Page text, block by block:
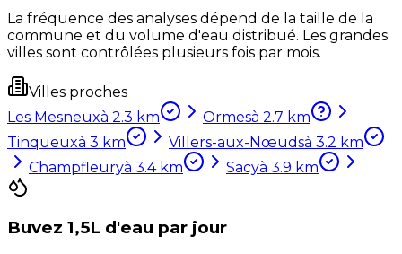
La fréquence des analyses dépend de la taille de la
commune et du volume d'eau distribué. Les grandes
villes sont contrôlées plusieurs fois par mois.
Villes proches
Les Mesneuxà 2.3 km Ormesà 2.7 km
Tinqueuxà 3 km Villers-aux-Nœudsà 3.2 km
Champfleuryà 3.4km Sacyà 3.9 km
Buvez 1,5L d'eau par jour